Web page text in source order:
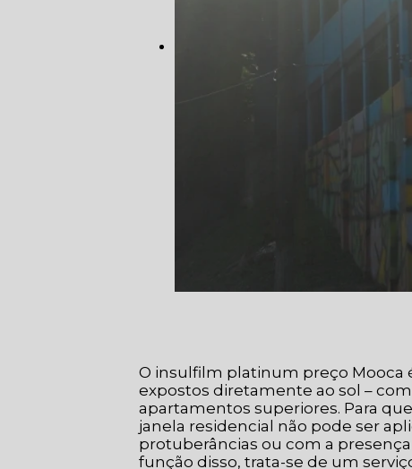
O insulfilm platinum preço Mooca
expostos diretamente ao sol –
apartamentos superiores. Para
janela residencial não pode ser
protuberâncias ou com a
função disso, trata-se de um